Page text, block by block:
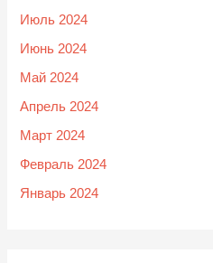
Июль 2024
Июнь 2024
Май 2024
Апрель 2024
Март 2024
Февраль 2024
Январь 2024